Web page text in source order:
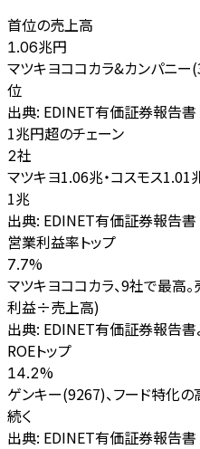
首位の売上高
1.06兆円
マツキヨココカラ&カンパニ
位
出典: EDINET有価証券報告書
1兆円超のチェーン
2社
マツキヨ1.06兆・コスモス
1兆
出典: EDINET有価証券報告書
営業利益率トップ
7.7%
マツキヨココカラ、9社で最高
利益÷売上高)
出典: EDINET有価証券報告書
ROEトップ
14.2%
ゲンキー(9267)、フード特化
続く
出典: EDINET有価証券報告書